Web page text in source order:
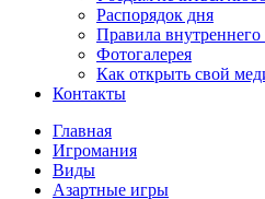
Распорядок дня
Правила внутреннего
Фотогалерея
Как открыть свой
Контакты
Главная
Игромания
Виды
Азартные игры